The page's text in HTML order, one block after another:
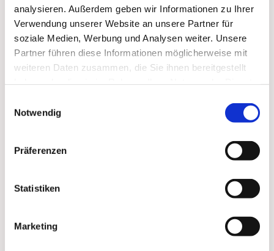
analysieren. Außerdem geben wir Informationen zu Ihrer
Verwendung unserer Website an unsere Partner für
soziale Medien, Werbung und Analysen weiter. Unsere
Partner führen diese Informationen möglicherweise mit
weiteren Daten zusammen, die Sie ihnen bereitgestellt
Notwendig
Präferenzen
Statistiken
Marketing